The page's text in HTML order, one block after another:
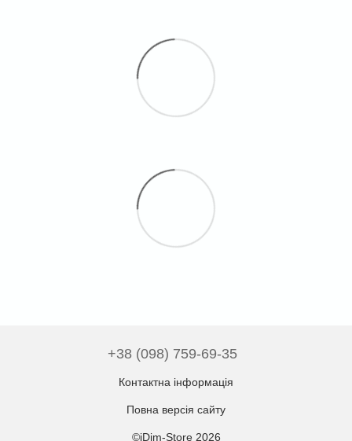
+38 (098) 759-69-35
Контактна інформація
Повна версія сайту
©iDim-Store 2026